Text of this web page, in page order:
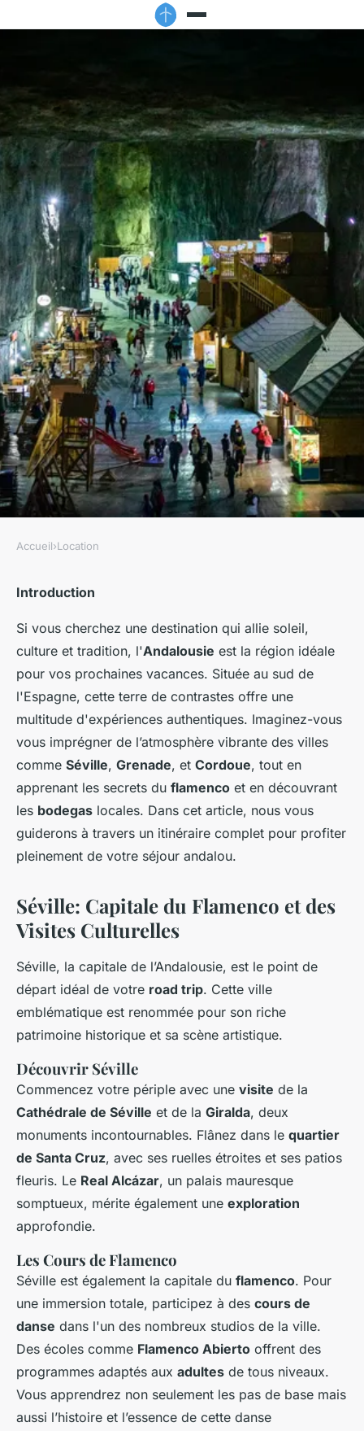
Où trouver une location de
vacances en Espagne avec des
cours de danse flamenco et
des visites de bodegas?
Victor•30/06/2024 09:03• 6 min de lecture
Accueil›Location
Introduction
Si vous cherchez une destination qui allie soleil,
culture et tradition, l'Andalousie est la région idéale
pour vos prochaines vacances. Située au sud de
l'Espagne, cette terre de contrastes offre une
multitude d'expériences authentiques. Imaginez-vous
vous imprégner de l’atmosphère vibrante des villes
comme Séville, Grenade, et Cordoue, tout en
apprenant les secrets du flamenco et en découvrant
les bodegas locales. Dans cet article, nous vous
guiderons à travers un itinéraire complet pour profiter
pleinement de votre séjour andalou.
Séville: Capitale du Flamenco et des
Visites Culturelles
Séville, la capitale de l’Andalousie, est le point de
départ idéal de votre road trip. Cette ville
emblématique est renommée pour son riche
patrimoine historique et sa scène artistique.
Découvrir Séville
Commencez votre périple avec une visite de la
Cathédrale de Séville et de la Giralda, deux
monuments incontournables. Flânez dans le quartier
de Santa Cruz, avec ses ruelles étroites et ses patios
fleuris. Le Real Alcázar, un palais mauresque
somptueux, mérite également une exploration
approfondie.
Les Cours de Flamenco
Séville est également la capitale du flamenco. Pour
une immersion totale, participez à des cours de
danse dans l'un des nombreux studios de la ville.
Des écoles comme Flamenco Abierto offrent des
programmes adaptés aux adultes de tous niveaux.
Vous apprendrez non seulement les pas de base mais
aussi l’histoire et l’essence de cette danse